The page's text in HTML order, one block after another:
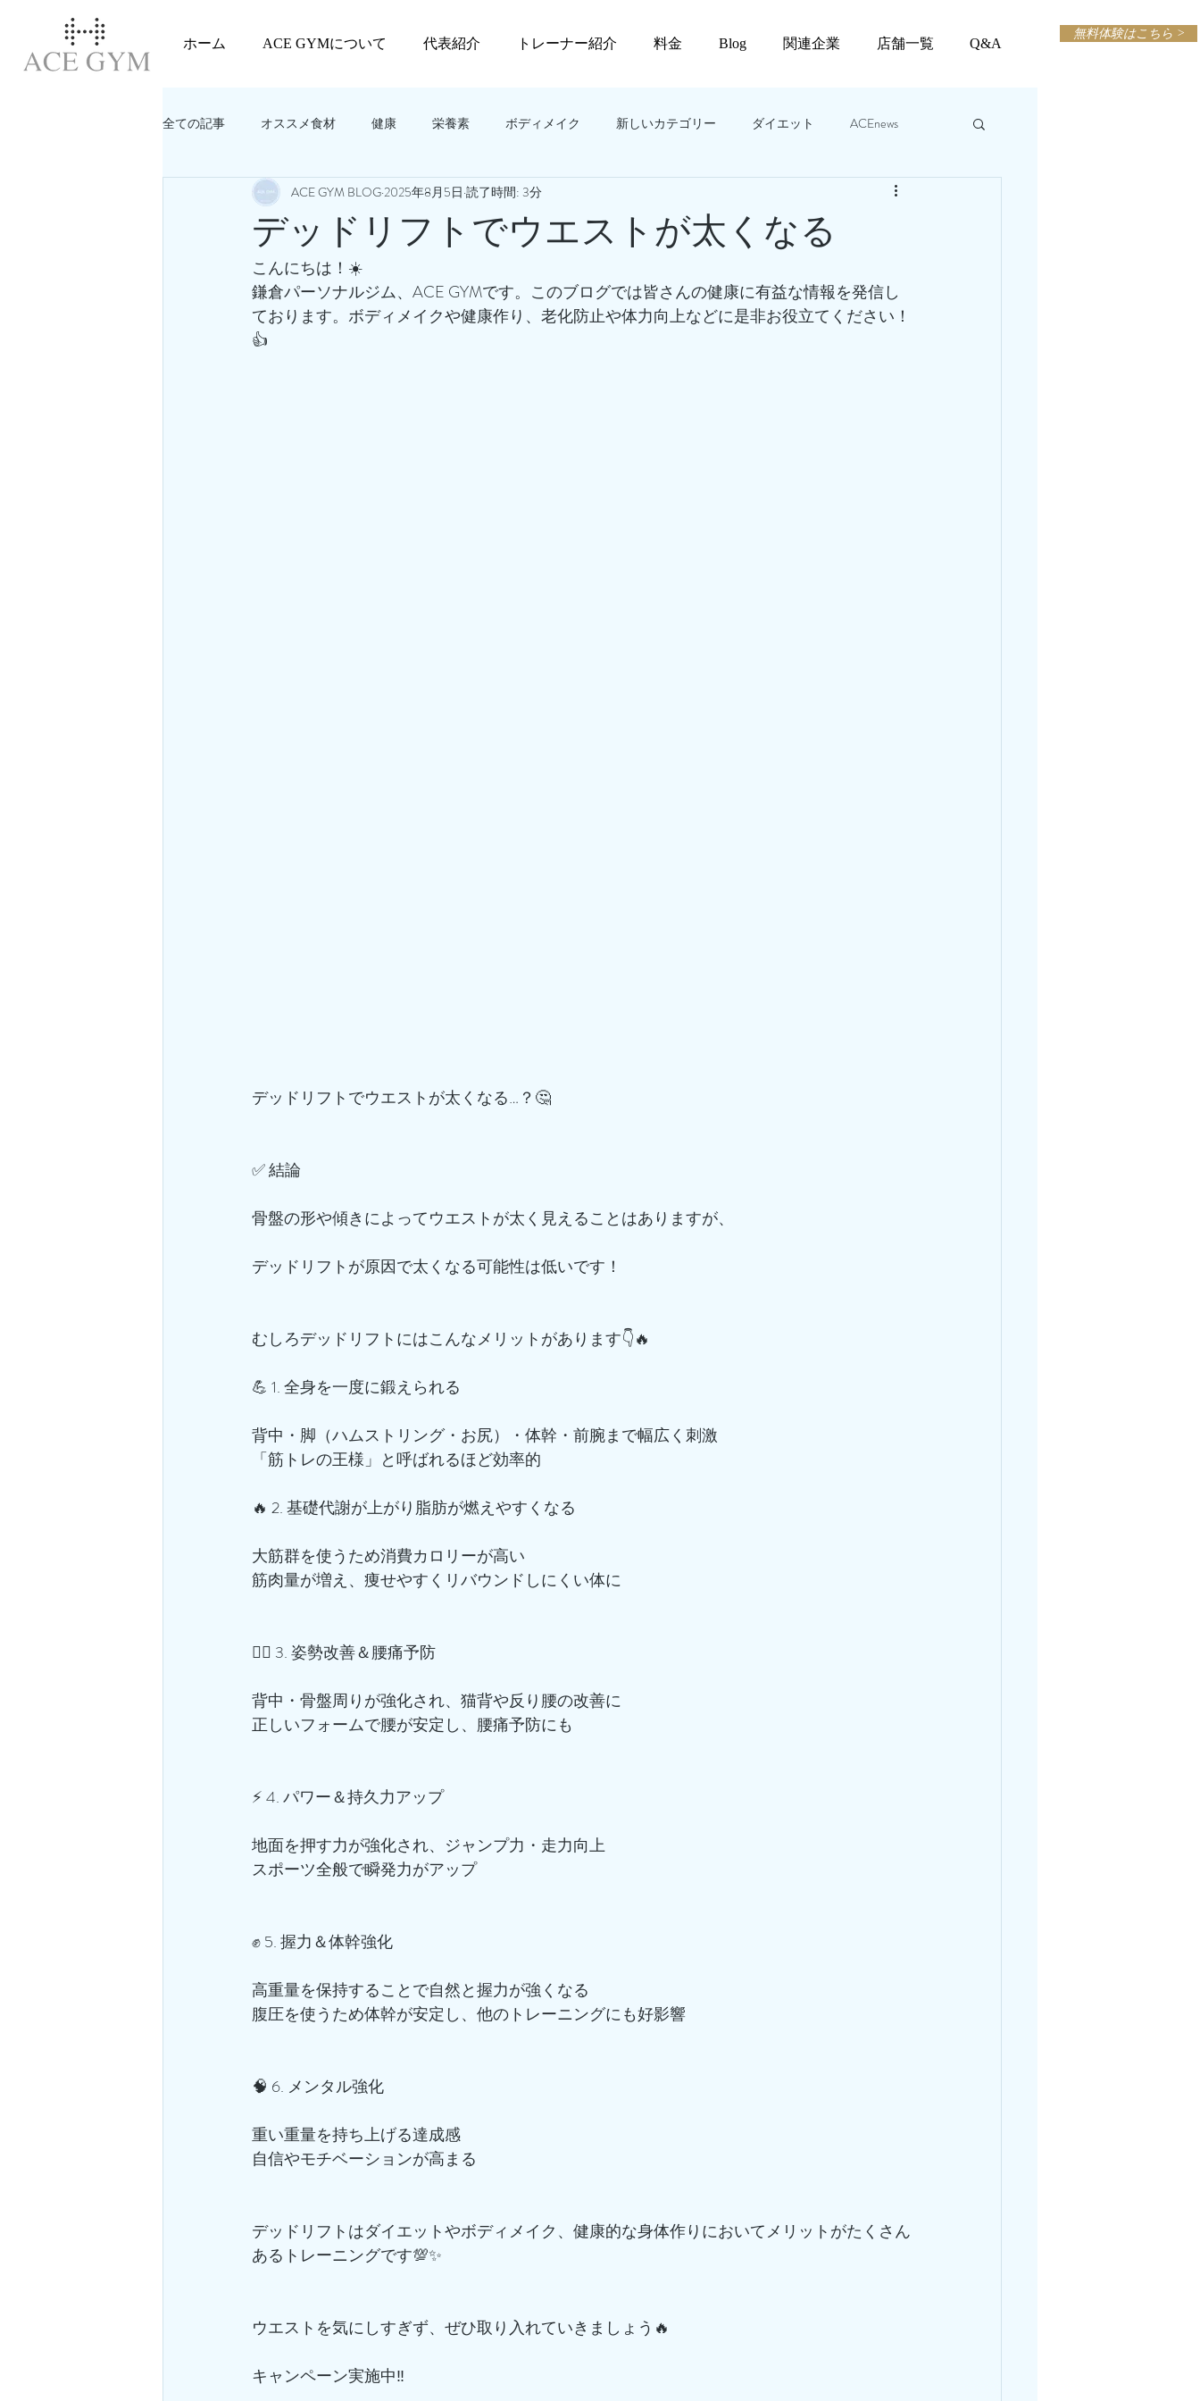
ホーム ACE GYMについて 代表紹介 トレーナー紹介 料金 Blog 関連企業 店舗一覧 Q&A
無料体験はこちら >
全ての記事 オススメ食材 健康 栄養素 ボディメイク 新しいカテゴリー ダイエット ACEnews
教えてACEGYM‼️ 美容
デッドリフトでウエストが太くなる
ACE GYM BLOG 2025年8月5日 読了時間: 3分
こんにちは！☀️
鎌倉パーソナルジム、ACE GYMです。このブログでは皆さんの健康に有益な情報を発信し
ております。ボディメイクや健康作り、老化防止や体力向上などに是非お役立てください！
👍
デッドリフトでウエストが太くなる…？🤔
✅ 結論
骨盤の形や傾きによってウエストが太く見えることはありますが、
デッドリフトが原因で太くなる可能性は低いです！
むしろデッドリフトにはこんなメリットがあります👇🔥
💪 1. 全身を一度に鍛えられる
背中・脚（ハムストリング・お尻）・体幹・前腕まで幅広く刺激
「筋トレの王様」と呼ばれるほど効率的
🔥 2. 基礎代謝が上がり脂肪が燃えやすくなる
大筋群を使うため消費カロリーが高い
筋肉量が増え、痩せやすくリバウンドしにくい体に
🧍‍♀️ 3. 姿勢改善＆腰痛予防
背中・骨盤周りが強化され、猫背や反り腰の改善に
正しいフォームで腰が安定し、腰痛予防にも
⚡ 4. パワー＆持久力アップ
地面を押す力が強化され、ジャンプ力・走力向上
スポーツ全般で瞬発力がアップ
✊ 5. 握力＆体幹強化
高重量を保持することで自然と握力が強くなる
腹圧を使うため体幹が安定し、他のトレーニングにも好影響
🧠 6. メンタル強化
重い重量を持ち上げる達成感
自信やモチベーションが高まる
デッドリフトはダイエットやボディメイク、健康的な身体作りにおいてメリットがたくさん
あるトレーニングです💯✨
ウエストを気にしすぎず、ぜひ取り入れていきましょう🔥
キャンペーン実施中‼️